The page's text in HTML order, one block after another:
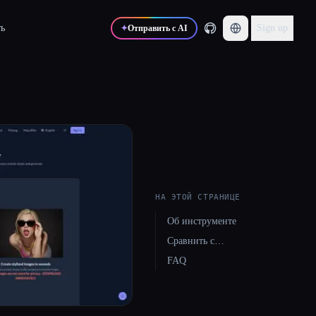
✦Отправить с AI Sign up
НА ЭТОЙ СТРАНИЦЕ
Об инструменте
Сравнить с…
FAQ